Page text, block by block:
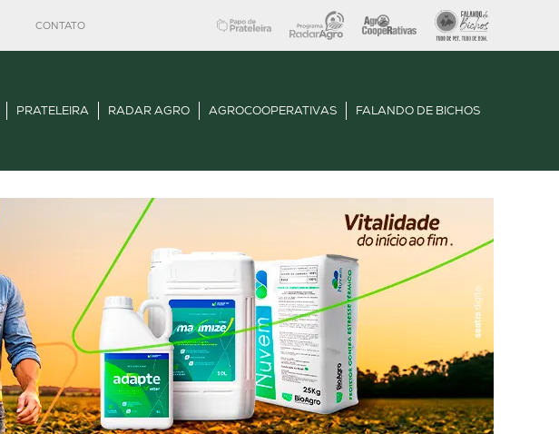
CONTATO
PRATELEIRA RADAR AGRO AGROCOOPERATIVAS FALANDO DE BICHOS